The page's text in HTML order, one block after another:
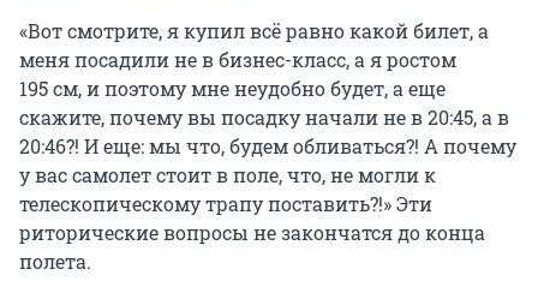
«Вот смотрите, я купил всё равно какой билет, а
меня посадили не в бизнес-класс, а я ростом
195 см, и поэтому мне неудобно будет, а еще
скажите, почему вы посадку начали не в 20:45, а в
20:46?! И еще: мы что, будем обливаться?! А почему
у вас самолет стоит в поле, что, не могли к
телескопическому трапу поставить?!» Эти
риторические вопросы не закончатся до конца
полета.